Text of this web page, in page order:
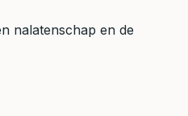
nalatenschap en de